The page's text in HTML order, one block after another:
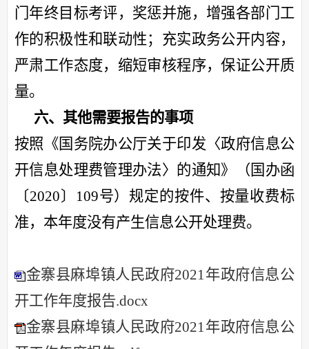
门年终目标考评，奖惩并施，增强各部门工
作的积极性和联动性；充实政务公开内容，
严肃工作态度，缩短审核程序，保证公开质
量。
六、其他需要报告的事项
按照《国务院办公厅关于印发〈政府信息公
开信息处理费管理办法〉的通知》（国办函
〔2020〕109号）规定的按件、按量收费标
准，本年度没有产生信息公开处理费。
金寨县麻埠镇人民政府2021年政府信息公
开工作年度报告.docx
金寨县麻埠镇人民政府2021年政府信息公